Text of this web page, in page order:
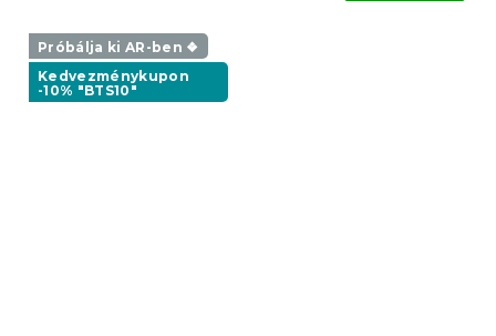
Próbálja ki AR-ben ❖
Kedvezménykupon
-10% "BTS10"